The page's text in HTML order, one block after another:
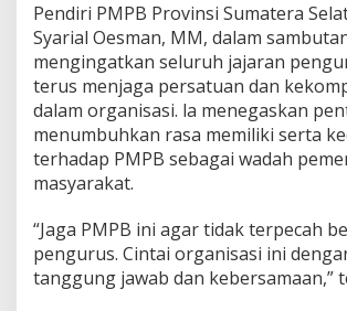
Pendiri PMPB Provinsi Sumatera
Syarial Oesman, MM, dalam
mengingatkan seluruh jajaran
terus menjaga persatuan dan
dalam organisasi. la menegaskan
menumbuhkan rasa memiliki serta
terhadap PMPB sebagai wadah
masyarakat.
“Jaga PMPB ini agar tidak terpecah
pengurus. Cintai organisasi ini
tanggung jawab dan kebersamaan,”